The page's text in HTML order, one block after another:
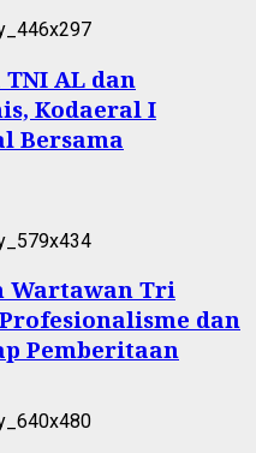
AL dan
Kodaeral I
Bersama
Wartawan Tri
dan
Pemberitaan